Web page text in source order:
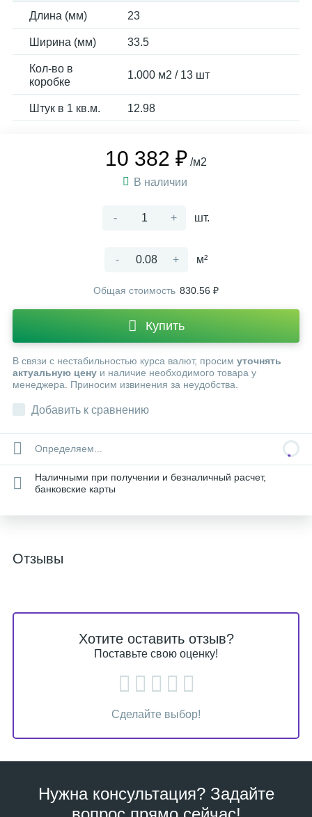
Длина (мм) 23
Ширина (мм) 33.5
Кол-во в
коробке
1.000 м2 / 13 шт
Штук в 1 кв.м. 12.98
10 382 ₽ /м2
В наличии
- + шт.
- + м²
Общая стоимость 830.56 ₽
Купить
В связи с нестабильностью курса валют, просим уточнять
актуальную цену и наличие необходимого товара у
менеджера. Приносим извинения за неудобства.
Добавить к сравнению
Определяем...
Наличными при получении и безналичный расчет,
банковские карты
Отзывы
Хотите оставить отзыв?
Поставьте свою оценку!
Сделайте выбор!
Нужна консультация? Задайте